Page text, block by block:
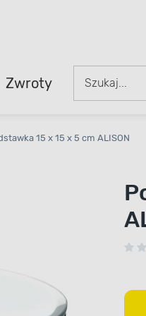
Zwroty
15 x 15 x 5 cm ALISON